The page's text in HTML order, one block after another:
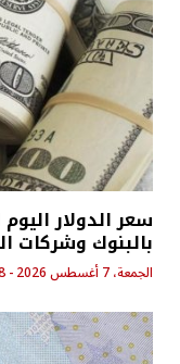
سعر الدولار
بالبنوك وشركات
الجمعة، 7 أغسطس 2026 - 8:58 ص